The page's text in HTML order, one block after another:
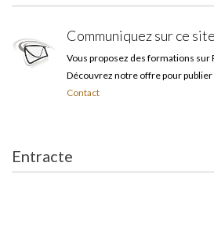
Communiquez sur ce site
Vous proposez des formations sur
Découvrez notre offre pour
Contact
Entracte